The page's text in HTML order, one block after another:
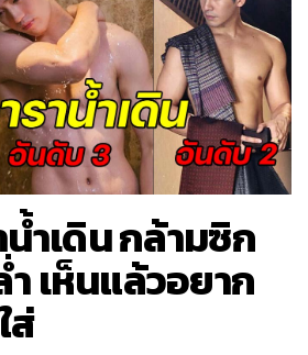
o
n
น้ำเดิน กล้ามซิก
เห็นแล้วอยาก
ส่